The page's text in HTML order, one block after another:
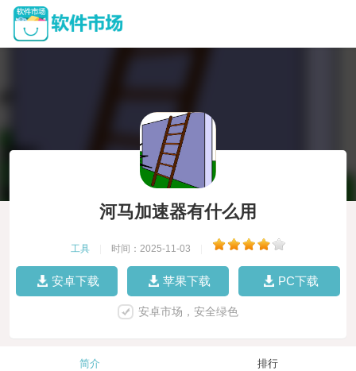
河马加速器有什么用
工具 时间：2025-11-03
安卓下载 苹果下载 PC下载
安卓市场，安全绿色
简介 排行